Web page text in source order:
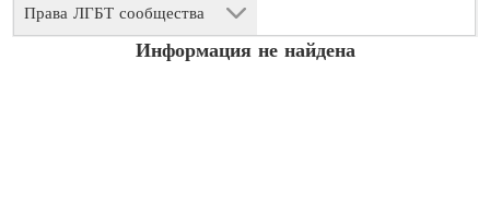
Права ЛГБТ сообщества
Информация не найдена